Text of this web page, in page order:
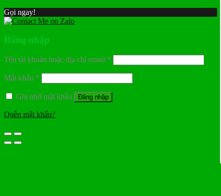
Gọi ngay!
Đăng nhập
Tên tài khoản hoặc địa chỉ email *
Mật khẩu *
Ghi nhớ mật khẩu Đăng nhập
Quên mật khẩu?